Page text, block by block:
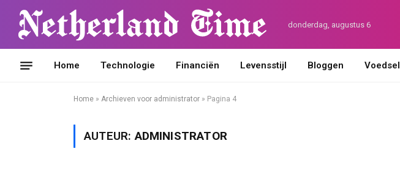
donderdag, augustus 6
Home Technologie Financiën Levensstijl Bloggen Voedsel
Home » Archieven voor administrator » Pagina 4
AUTEUR:ADMINISTRATOR